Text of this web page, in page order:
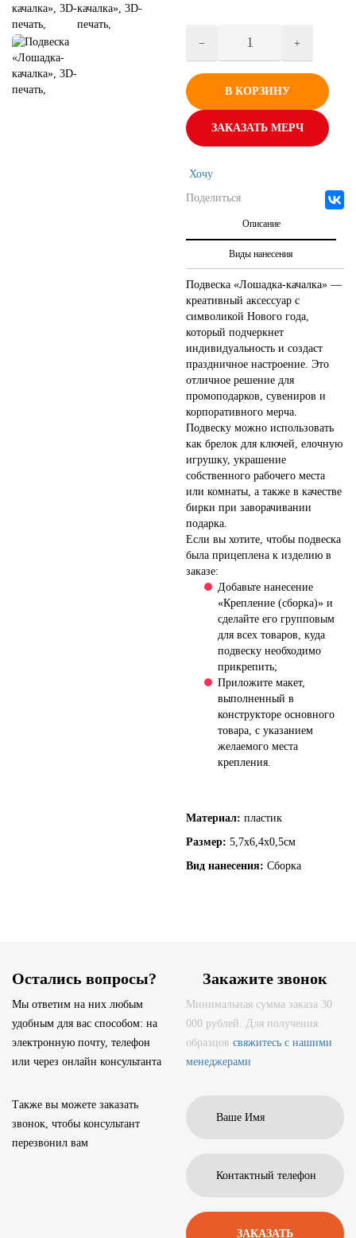
В КОРЗИНУ
ЗАКАЗАТЬ МЕРЧ
Хочу
Поделиться
Описание
Виды нанесения
Подвеска «Лошадка-качалка» —
креативный аксессуар с
символикой Нового года,
который подчеркнет
индивидуальность и создаст
праздничное настроение. Это
отличное решение для
промоподарков, сувениров и
корпоративного мерча.
Подвеску можно использовать
как брелок для ключей, елочную
игрушку, украшение
собственного рабочего места
или комнаты, а также в качестве
бирки при заворачивании
подарка.
Если вы хотите, чтобы подвеска
была прицеплена к изделию в
заказе:
Добавьте нанесение
«Крепление (сборка)» и
сделайте его групповым
для всех товаров, куда
подвеску необходимо
прикрепить;
Приложите макет,
выполненный в
конструкторе основного
товара, с указанием
желаемого места
крепления.
Материал: пластик
Размер: 5,7x6,4x0,5см
Вид нанесения: Сборка
Остались вопросы?
Мы ответим на них любым
удобным для вас способом: на
электронную почту, телефон
или через онлайн консультанта
Также вы можете заказать
звонок, чтобы консультант
перезвонил вам
Закажите звонок
Минимальная сумма заказа 30
000 рублей. Для получения
образцов свяжитесь с нашими
менеджерами